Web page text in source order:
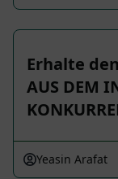
Erhalte
AUS DEM
Yeasin Arafat